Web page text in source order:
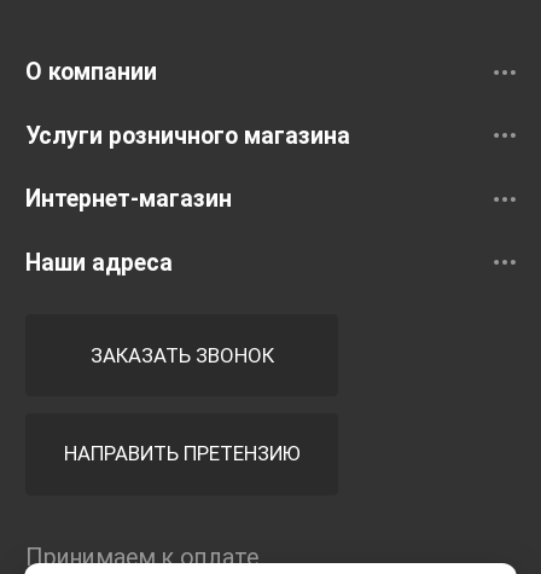
О компании
Услуги розничного магазина
Интернет-магазин
Наши адреса
ЗАКАЗАТЬ ЗВОНОК
НАПРАВИТЬ ПРЕТЕНЗИЮ
Принимаем к оплате